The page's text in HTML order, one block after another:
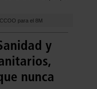
para el 8M
y
nunca